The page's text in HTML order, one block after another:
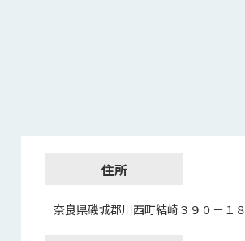
住所
奈良県磯城郡川西町結崎３９０－１８